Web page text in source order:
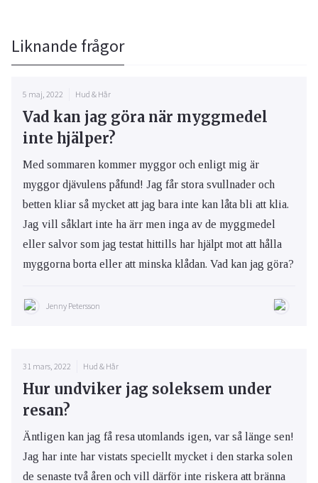
Liknande frågor
5 maj, 2022 Hud & Hår
Vad kan jag göra när myggmedel
inte hjälper?
Med sommaren kommer myggor och enligt mig är
myggor djävulens påfund! Jag får stora svullnader och
betten kliar så mycket att jag bara inte kan låta bli att klia.
Jag vill såklart inte ha ärr men inga av de myggmedel
eller salvor som jag testat hittills har hjälpt mot att hålla
myggorna borta eller att minska klådan. Vad kan jag göra?
Jenny Petersson
31 mars, 2022 Hud & Hår
Hur undviker jag soleksem under
resan?
Äntligen kan jag få resa utomlands igen, var så länge sen!
Jag har inte har vistats speciellt mycket i den starka solen
de senaste två åren och vill därför inte riskera att bränna